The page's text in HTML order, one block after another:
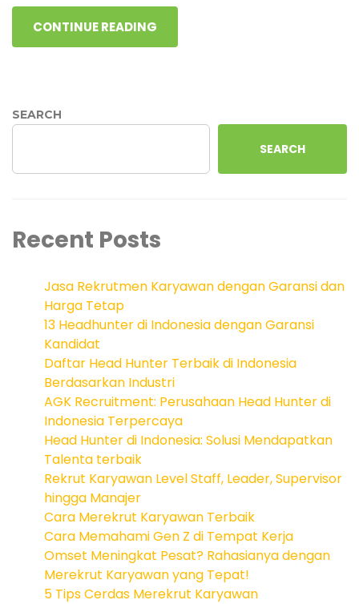
CONTINUE READING
SEARCH
SEARCH
Recent Posts
Jasa Rekrutmen Karyawan dengan Garansi dan
Harga Tetap
13 Headhunter di Indonesia dengan Garansi
Kandidat
Daftar Head Hunter Terbaik di Indonesia
Berdasarkan Industri
AGK Recruitment: Perusahaan Head Hunter di
Indonesia Terpercaya
Head Hunter di Indonesia: Solusi Mendapatkan
Talenta terbaik
Rekrut Karyawan Level Staff, Leader, Supervisor
hingga Manajer
Cara Merekrut Karyawan Terbaik
Cara Memahami Gen Z di Tempat Kerja
Omset Meningkat Pesat? Rahasianya dengan
Merekrut Karyawan yang Tepat!
5 Tips Cerdas Merekrut Karyawan